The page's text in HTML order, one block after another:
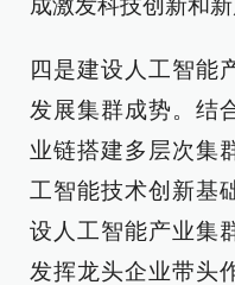
成激发科技创新和新
四是建设人工智能
发展集群成势。结
业链搭建多层次集
工智能技术创新基
设人工智能产业集
发挥龙头企业带头